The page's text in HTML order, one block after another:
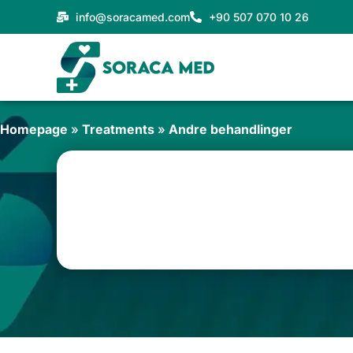
til
info@soracamed.com +90 507 070 10 26
Homepage » Treatments » Andre behandlinger